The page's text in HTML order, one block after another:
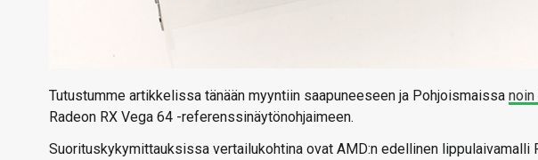
Tutustumme artikkelissa tänään myyntiin saapuneeseen ja Pohjoismaissa noin
Radeon RX Vega 64 -referenssinäytönohjaimeen.
Suorituskykymittauksissa vertailukohtina ovat AMD:n edellinen lippulaivamalli